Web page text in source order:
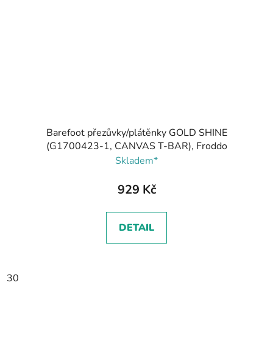
Barefoot přezůvky/plátěnky GOLD SHINE
(G1700423-1, CANVAS T-BAR), Froddo
Skladem*
929 Kč
DETAIL
30